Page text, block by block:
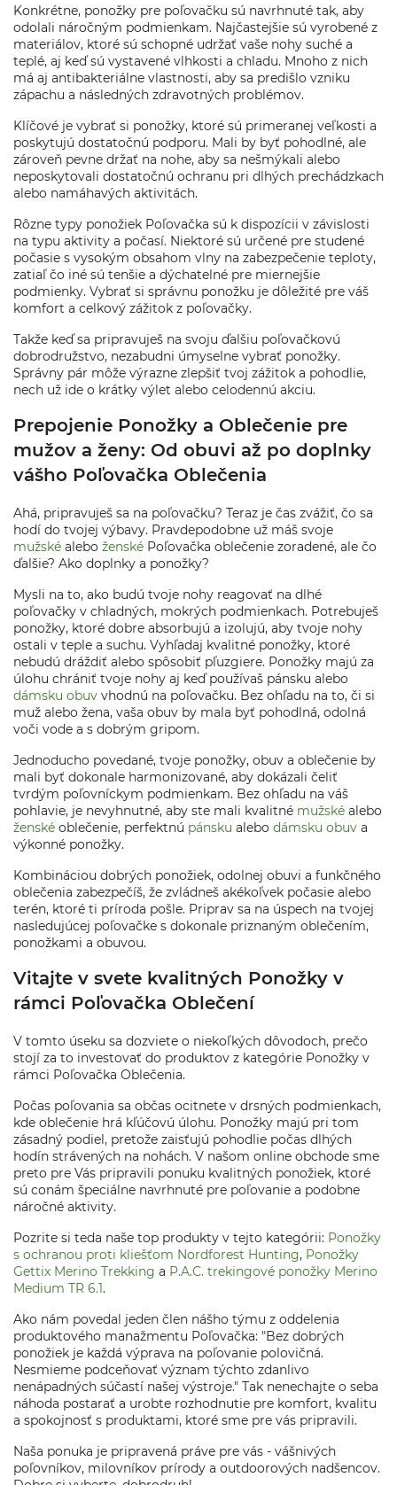
Konkrétne, ponožky pre poľovačku sú navrhnuté tak, aby
odolali náročným podmienkam. Najčastejšie sú vyrobené z
materiálov, ktoré sú schopné udržať vaše nohy suché a
teplé, aj keď sú vystavené vlhkosti a chladu. Mnoho z nich
má aj antibakteriálne vlastnosti, aby sa predišlo vzniku
zápachu a následných zdravotných problémov.
Klíčové je vybrať si ponožky, ktoré sú primeranej veľkosti a
poskytujú dostatočnú podporu. Mali by byť pohodlné, ale
zároveň pevne držať na nohe, aby sa nešmýkali alebo
neposkytovali dostatočnú ochranu pri dlhých prechádzkach
alebo namáhavých aktivitách.
Rôzne typy ponožiek Poľovačka sú k dispozícii v závislosti
na typu aktivity a počasí. Niektoré sú určené pre studené
počasie s vysokým obsahom vlny na zabezpečenie teploty,
zatiaľ čo iné sú tenšie a dýchatelné pre miernejšie
podmienky. Vybrať si správnu ponožku je dôležité pre váš
komfort a celkový zážitok z poľovačky.
Takže keď sa pripravuješ na svoju ďalšiu poľovačkovú
dobrodružstvo, nezabudni úmyselne vybrať ponožky.
Správny pár môže výrazne zlepšiť tvoj zážitok a pohodlie,
nech už ide o krátky výlet alebo celodennú akciu.
Prepojenie Ponožky a Oblečenie pre
mužov a ženy: Od obuvi až po doplnky
vášho Poľovačka Oblečenia
Ahá, pripravuješ sa na poľovačku? Teraz je čas zvážiť, čo sa
hodí do tvojej výbavy. Pravdepodobne už máš svoje
mužské alebo ženské Poľovačka oblečenie zoradené, ale čo
ďalšie? Ako doplnky a ponožky?
Mysli na to, ako budú tvoje nohy reagovať na dlhé
poľovačky v chladných, mokrých podmienkach. Potrebuješ
ponožky, ktoré dobre absorbujú a izolujú, aby tvoje nohy
ostali v teple a suchu. Vyhľadaj kvalitné ponožky, ktoré
nebudú dráždiť alebo spôsobiť pľuzgiere. Ponožky majú za
úlohu chrániť tvoje nohy aj keď používaš pánsku alebo
dámsku obuv vhodnú na poľovačku. Bez ohľadu na to, či si
muž alebo žena, vaša obuv by mala byť pohodlná, odolná
voči vode a s dobrým gripom.
Jednoducho povedané, tvoje ponožky, obuv a oblečenie by
mali byť dokonale harmonizované, aby dokázali čeliť
tvrdým poľovníckym podmienkam. Bez ohľadu na váš
pohlavie, je nevyhnutné, aby ste mali kvalitné mužské alebo
ženské oblečenie, perfektnú pánsku alebo dámsku obuv a
výkonné ponožky.
Kombináciou dobrých ponožiek, odolnej obuvi a funkčného
oblečenia zabezpečíš, že zvládneš akékoľvek počasie alebo
terén, ktoré ti príroda pošle. Priprav sa na úspech na tvojej
nasledujúcej poľovačke s dokonale priznaným oblečením,
ponožkami a obuvou.
Vitajte v svete kvalitných Ponožky v
rámci Poľovačka Oblečení
V tomto úseku sa dozviete o niekoľkých dôvodoch, prečo
stojí za to investovať do produktov z kategórie Ponožky v
rámci Poľovačka Oblečenia.
Počas poľovania sa občas ocitnete v drsných podmienkach,
kde oblečenie hrá kľúčovú úlohu. Ponožky majú pri tom
zásadný podiel, pretože zaisťujú pohodlie počas dlhých
hodín strávených na nohách. V našom online obchode sme
preto pre Vás pripravili ponuku kvalitných ponožiek, ktoré
sú conám špeciálne navrhnuté pre poľovanie a podobne
náročné aktivity.
Pozrite si teda naše top produkty v tejto kategórii: Ponožky
s ochranou proti kliešťom Nordforest Hunting, Ponožky
Gettix Merino Trekking a P.A.C. trekingové ponožky Merino
Medium TR 6.1.
Ako nám povedal jeden člen nášho týmu z oddelenia
produktového manažmentu Poľovačka: "Bez dobrých
ponožiek je každá výprava na poľovanie polovičná.
Nesmieme podceňovať význam týchto zdanlivo
nenápadných súčastí našej výstroje." Tak nenechajte o seba
náhoda postarať a urobte rozhodnutie pre komfort, kvalitu
a spokojnosť s produktami, ktoré sme pre vás pripravili.
Naša ponuka je pripravená práve pre vás - vášnivých
poľovníkov, milovníkov prírody a outdoorových nadšencov.